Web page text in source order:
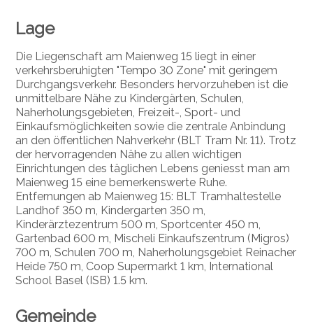
Lage
Die Liegenschaft am Maienweg 15 liegt in einer
verkehrsberuhigten "Tempo 30 Zone" mit geringem
Durchgangsverkehr. Besonders hervorzuheben ist die
unmittelbare Nähe zu Kindergärten, Schulen,
Naherholungsgebieten, Freizeit-, Sport- und
Einkaufsmöglichkeiten sowie die zentrale Anbindung
an den öffentlichen Nahverkehr (BLT Tram Nr. 11). Trotz
der hervorragenden Nähe zu allen wichtigen
Einrichtungen des täglichen Lebens geniesst man am
Maienweg 15 eine bemerkenswerte Ruhe.
Entfernungen ab Maienweg 15: BLT Tramhaltestelle
Landhof 350 m, Kindergarten 350 m,
Kinderärztezentrum 500 m, Sportcenter 450 m,
Gartenbad 600 m, Mischeli Einkaufszentrum (Migros)
700 m, Schulen 700 m, Naherholungsgebiet Reinacher
Heide 750 m, Coop Supermarkt 1 km, International
School Basel (ISB) 1.5 km.
Gemeinde